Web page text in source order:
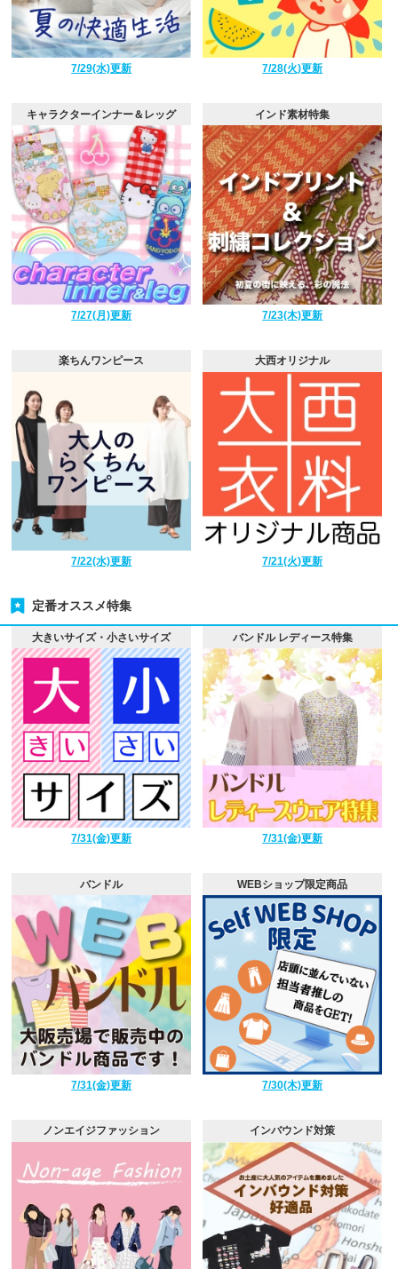
7/29(水)更新 7/28(火)更新
キャラクターインナー＆レッグ
7/27(月)更新
インド素材特集
7/23(木)更新
楽ちんワンピース
7/22(水)更新
大西オリジナル
7/21(火)更新
定番オススメ特集
大きいサイズ・小さいサイズ
7/31(金)更新
バンドル レディース特集
7/31(金)更新
バンドル
7/31(金)更新
WEBショップ限定商品
7/30(木)更新
ノンエイジファッション インバウンド対策